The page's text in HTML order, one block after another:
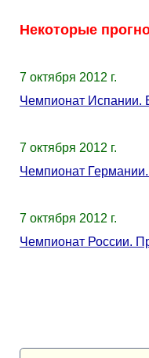
Некоторые
7 октября 2012 г.
Чемпионат Испании.
7 октября 2012 г.
Чемпионат
7 октября 2012 г.
Чемпионат России.